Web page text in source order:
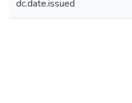
dc.date.issued